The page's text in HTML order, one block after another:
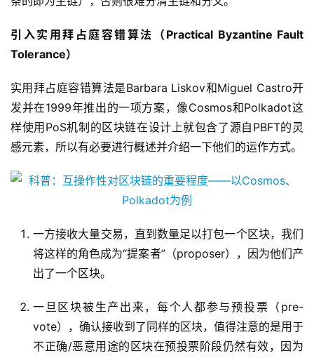
引入实用拜占庭容错算法（Practical Byzantine Fault
Tolerance）
实用拜占庭容错算法是Barbara Liskov和Miguel Castro开
发并在1999年推出的一项方案，像Cosmos和Polkadot这
样使用PoS机制的区块链在设计上就包含了源自PBFT的灵
感元素，所以有必要进行概述并介绍一下他们的运作方式。
一方接收大量交易，直到数量足以打包一个区块，我们
将这样的角色成为“提案者”（proposer），因为他们产
出了一个区块。
一旦区块被生产出来，每个人都参与预投票（pre-
vote），确认接收到了同样的区块，值得注意的是用于
不正确/恶意用途的区块在预投票阶段仍然有效，因为